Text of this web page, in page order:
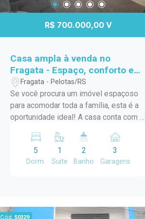
no Condomínio Village Center I, em uma
região com fácil acesso aos principais
serviços e comércios da cidade.
Agende sua visita e venha conhecer
oportunidade para quem busca um
imóvel funcional, confortável e bem
localizado para morar.
uma visita e venha conhecer este
R$ 700.000,00 V
Casa ampla à venda no
Fragata - Espaço, conforto e
excelente iluminação!
Fragata - Pelotas/RS
Se você procura um imóvel espaçoso
para acomodar toda a família, esta é a
oportunidade ideal! A casa conta com 5
banheiros, proporcionando conforto e
praticidade para o dia a dia. Os quartos
são amplos, bem distribuídos e
dispõe de garagem para até 3 veículos,
5
Dorm.
1
Suite
2
Banho
3
Garagens
Cód. 50329